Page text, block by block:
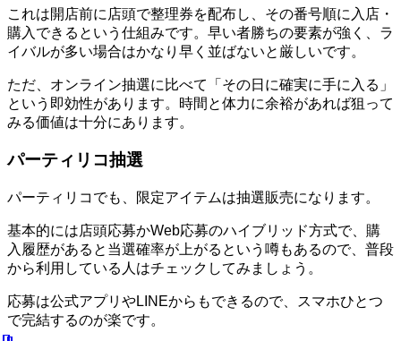
これは開店前に店頭で整理券を配布し、その番号順に入店・
購入できるという仕組みです。早い者勝ちの要素が強く、ラ
イバルが多い場合はかなり早く並ばないと厳しいです。
ただ、オンライン抽選に比べて「その日に確実に手に入る」
という即効性があります。時間と体力に余裕があれば狙って
みる価値は十分にあります。
パーティリコ抽選
パーティリコでも、限定アイテムは抽選販売になります。
基本的には店頭応募かWeb応募のハイブリッド方式で、購
入履歴があると当選確率が上がるという噂もあるので、普段
から利用している人はチェックしてみましょう。
応募は公式アプリやLINEからもできるので、スマホひとつ
で完結するのが楽です。